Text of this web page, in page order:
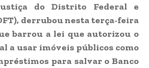
do Distrito Federal e
derrubou nesta terça-feira
barrou a lei que autorizou o
a usar imóveis públicos como
para salvar o Banco